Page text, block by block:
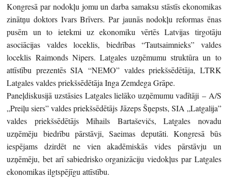
Kongresā par nodokļu jomu un darba samaksu stāstīs ekonomikas
zinātņu doktors Ivars Brīvers. Par jaunās nodokļu reformas ēnas
pusēm un to ietekmi uz ekonomiku vērtēs Latvijas tirgotāju
asociācijas valdes loceklis, biedrības “Tautsaimnieks” valdes
loceklis Raimonds Nipers. Latgales uzņēmumu struktūra un to
attīstību prezentēs SIA “NEMO” valdes priekšsēdētāja, LTRK
Latgales valdes priekšsēdētāja Inga Zemdega Grāpe.
Paneļdiskusijā uzstāsies Latgales lielāko uzņēmumu vadītāji – A/S
„Preiļu siers” valdes priekšsēdētājs Jāzeps Šņepsts, SIA „Latgalija”
valdes priekšsēdētājs Mihails Bartaševičs, Latgales novadu
uzņēmēju biedrību pārstāvji, Saeimas deputāti. Kongresā būs
iespējams dzirdēt ne vien akadēmiskās vides pārstāvju un
uzņēmēju, bet arī sabiedrisko organizāciju viedokļus par Latgales
ekonomikas ilgtspējīgu attīstību.